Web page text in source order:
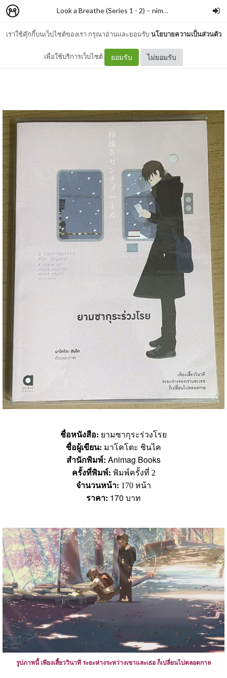
เราใช้คุ๊กกี้บนเว็บไซต์ของเรา กรุณาอ่านและยอมรับนโยบายความเป็นส่วนตัว
เพื่อใช้บริการเว็บไซต์ ยอมรับ ไม่ยอมรับ
Look a Breathe (Series 1 - 2) – nimon
#361 ยามซากุระร่วงโรย
ชื่อหนังสือ: ยามซากุระร่วงโรย
ชื่อผู้เขียน: มาโคโตะ ชินไค
สำนักพิมพ์: Animag Books
ครั้งที่พิมพ์: พิมพ์ครั้งที่ 2
จำนวนหน้า: 170 หน้า
ราคา: 170 บาท
รูปภาพนี้ เพียงเสี้ยววินาที ระยะห่างระหว่างเขาและเธอ ก็เปลี่ยนไปตลอดกาล